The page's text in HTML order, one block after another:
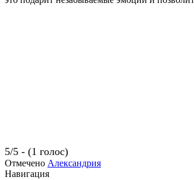
5/5 - (1 голос)
Отмечено Александрия
Навигация